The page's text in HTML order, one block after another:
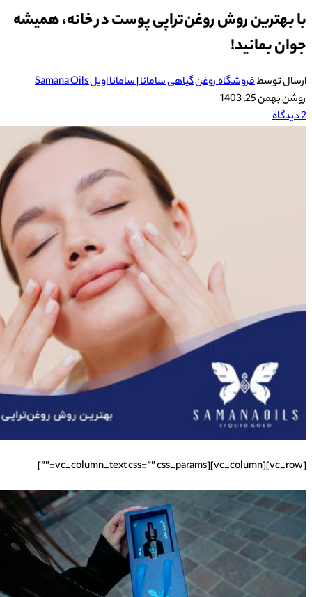
با بهترین روش روغن‌تراپی پوست در خانه، همیشه
جوان بمانید!
ارسال توسطفروشگاه روغن گیاهی سامانا | سامانا اویل Samana Oils
روشن بهمن 25, 1403
2دیدگاه
[vc_row][vc_column][vc_column_text css=”” css_params=””]